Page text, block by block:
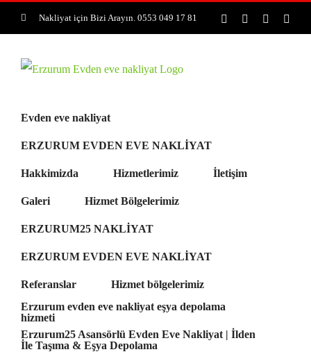
to
Nakliyat için Bizi Arayın. 0553 049 17 81 FacebookPinterest
Rss
Evden eve nakliyat
ERZURUM EVDEN EVE NAKLİYAT
Hakkimizda Hizmetlerimiz İletişim
Galeri Hizmet Bölgelerimiz
ERZURUM25 NAKLİYAT
ERZURUM EVDEN EVE NAKLİYAT
Referanslar
Hizmet bölgelerimiz
Erzurum evden eve nakliyat eşya depolama
hizmeti
Erzurum25 Asansörlü Evden Eve Nakliyat | İlden
İle Taşıma & Eşya Depolama